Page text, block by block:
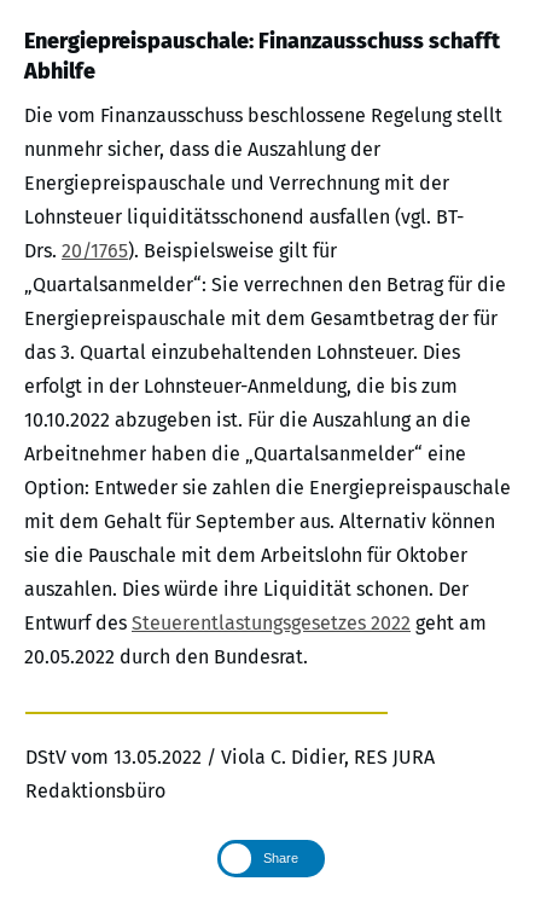
Energiepreispauschale: Finanzausschuss schafft
Abhilfe
Die vom Finanzausschuss beschlossene Regelung stellt
nunmehr sicher, dass die Auszahlung der
Energiepreispauschale und Verrechnung mit der
Lohnsteuer liquiditätsschonend ausfallen (vgl. BT-
Drs. 20/1765). Beispielsweise gilt für
„Quartalsanmelder“: Sie verrechnen den Betrag für die
Energiepreispauschale mit dem Gesamtbetrag der für
das 3. Quartal einzubehaltenden Lohnsteuer. Dies
erfolgt in der Lohnsteuer-Anmeldung, die bis zum
10.10.2022 abzugeben ist. Für die Auszahlung an die
Arbeitnehmer haben die „Quartalsanmelder“ eine
Option: Entweder sie zahlen die Energiepreispauschale
mit dem Gehalt für September aus. Alternativ können
sie die Pauschale mit dem Arbeitslohn für Oktober
auszahlen. Dies würde ihre Liquidität schonen. Der
Entwurf des Steuerentlastungsgesetzes 2022 geht am
20.05.2022 durch den Bundesrat.
DStV vom 13.05.2022 / Viola C. Didier, RES JURA
Redaktionsbüro
Share